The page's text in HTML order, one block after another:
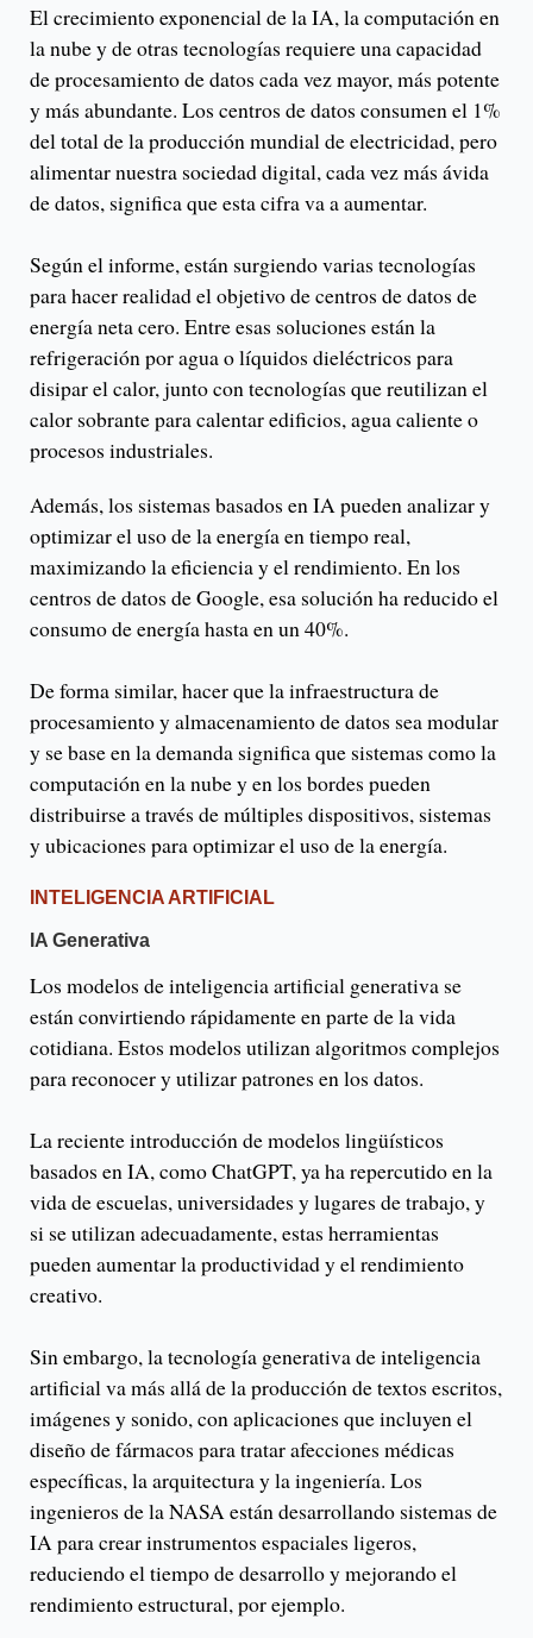
El crecimiento exponencial de la IA, la computación en
la nube y de otras tecnologías requiere una capacidad
de procesamiento de datos cada vez mayor, más potente
y más abundante. Los centros de datos consumen el 1%
del total de la producción mundial de electricidad, pero
alimentar nuestra sociedad digital, cada vez más ávida
de datos, significa que esta cifra va a aumentar.
Según el informe, están surgiendo varias tecnologías
para hacer realidad el objetivo de centros de datos de
energía neta cero. Entre esas soluciones están la
refrigeración por agua o líquidos dieléctricos para
disipar el calor, junto con tecnologías que reutilizan el
calor sobrante para calentar edificios, agua caliente o
procesos industriales.
Además, los sistemas basados en IA pueden analizar y
optimizar el uso de la energía en tiempo real,
maximizando la eficiencia y el rendimiento. En los
centros de datos de Google, esa solución ha reducido el
consumo de energía hasta en un 40%.
De forma similar, hacer que la infraestructura de
procesamiento y almacenamiento de datos sea modular
y se base en la demanda significa que sistemas como la
computación en la nube y en los bordes pueden
distribuirse a través de múltiples dispositivos, sistemas
y ubicaciones para optimizar el uso de la energía.
INTELIGENCIA ARTIFICIAL
IA Generativa
Los modelos de inteligencia artificial generativa se
están convirtiendo rápidamente en parte de la vida
cotidiana. Estos modelos utilizan algoritmos complejos
para reconocer y utilizar patrones en los datos.
La reciente introducción de modelos lingüísticos
basados en IA, como ChatGPT, ya ha repercutido en la
vida de escuelas, universidades y lugares de trabajo, y
si se utilizan adecuadamente, estas herramientas
pueden aumentar la productividad y el rendimiento
creativo.
Sin embargo, la tecnología generativa de inteligencia
artificial va más allá de la producción de textos escritos,
imágenes y sonido, con aplicaciones que incluyen el
diseño de fármacos para tratar afecciones médicas
específicas, la arquitectura y la ingeniería. Los
ingenieros de la NASA están desarrollando sistemas de
IA para crear instrumentos espaciales ligeros,
reduciendo el tiempo de desarrollo y mejorando el
rendimiento estructural, por ejemplo.